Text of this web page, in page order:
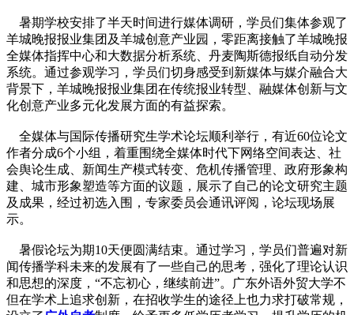
暑期学校安排了半天时间进行媒体调研，学员们集体参观了
羊城晚报报业集团及羊城创意产业园，零距离接触了羊城晚报
全媒体指挥中心和大数据分析系统、丹麦陶斯德报纸自动分发
系统。通过参观学习，学员们切身感受到新媒体与媒介融合大
背景下，羊城晚报报业集团在传统报业转型、融媒体创新与文
化创意产业多元化发展方面的有益探索。
全媒体与国际传播研究生学术论坛顺利举行，有近60位论文
作者分成6个小组，着重围绕全媒体时代下网络空间表达、社
会舆论生成、新闻生产模式转变、危机传播管理、政府形象构
建、城市形象塑造等方面的议题，展示了自己的论文研究主题
及成果，经过初选入围，专家委员会通讯评阅，论坛现场展
示。
暑假论坛为期10天便圆满结束。通过学习，学员们普遍对新
闻传播学科未来的发展有了一些自己的思考，强化了理论认识
和思想的深度，“不忘初心，继续前进”。广东外语外贸大学不
但在学术上追求创新，在招收学生的途径上也力求打破常规，